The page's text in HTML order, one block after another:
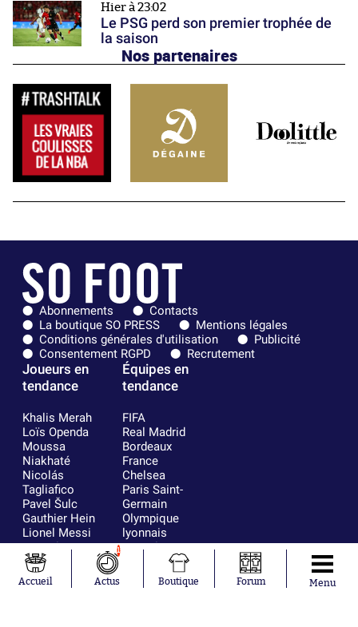
Hier à 23:02
Le PSG perd son premier trophée de
la saison
Nos partenaires
Abonnements
Contacts
La boutique SO PRESS
Mentions légales
Conditions générales d'utilisation
Publicité
Consentement RGPD
Recrutement
Joueurs en
tendance
Khalis Merah
Loïs Openda
Moussa
Niakhaté
Nicolás
Tagliafico
Pavel Šulc
Gauthier Hein
Lionel Messi
Gonzalo
García Torres
Gio Reyna
Équipes en
tendance
FIFA
Real Madrid
Bordeaux
France
Chelsea
Paris Saint-
Germain
Olympique
lyonnais
AC Milan
RC Strasbourg
RC Lens
Accueil
1
Actus Boutique Forum Menu